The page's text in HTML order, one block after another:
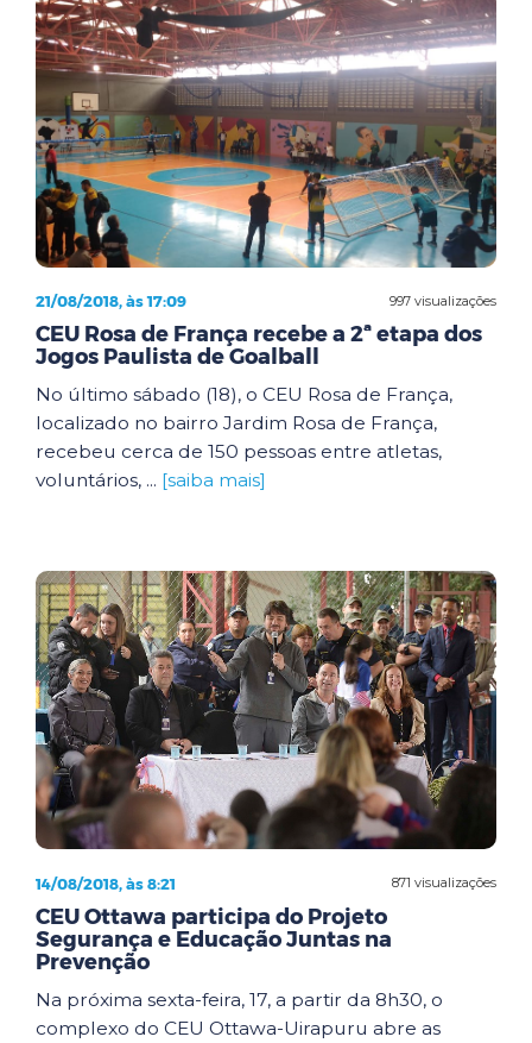
997 visualizações
21/08/2018, às 17:09
CEU Rosa de França recebe a 2ª etapa dos
Jogos Paulista de Goalball
No último sábado (18), o CEU Rosa de França,
localizado no bairro Jardim Rosa de França,
recebeu cerca de 150 pessoas entre atletas,
voluntários, ... [saiba mais]
871 visualizações
14/08/2018, às 8:21
CEU Ottawa participa do Projeto
Segurança e Educação Juntas na
Prevenção
Na próxima sexta-feira, 17, a partir da 8h30, o
complexo do CEU Ottawa-Uirapuru abre as